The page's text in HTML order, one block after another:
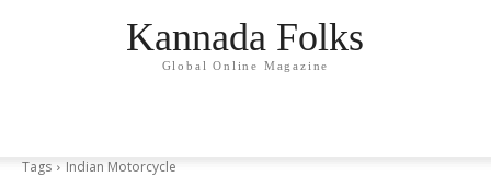
Kannada Folks
Global Online Magazine
Tags Indian Motorcycle